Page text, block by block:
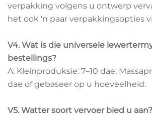
verpakking volgens u ontwerp
het ook 'n paar verpakkingsopties
V4. Wat is die universele
bestellings?
A: Kleinproduksie: 7–10 dae;
dae of gebaseer op u hoeveelheid.
V5. Watter soort vervoer bied u aan?